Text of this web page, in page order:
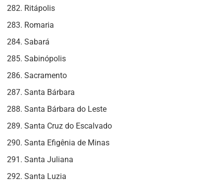
Ritápolis
Romaria
Sabará
Sabinópolis
Sacramento
Santa Bárbara
Santa Bárbara do Leste
Santa Cruz do Escalvado
Santa Efigênia de Minas
Santa Juliana
Santa Luzia